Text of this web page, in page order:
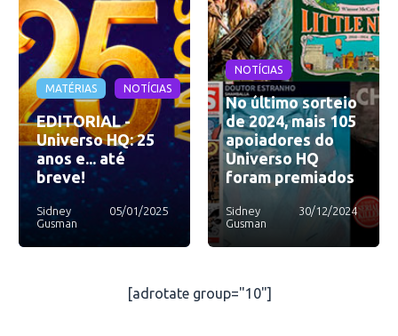
MATÉRIAS NOTÍCIAS
EDITORIAL -
Universo HQ: 25
anos e... até
breve!
Sidney
Gusman
05/01/2025
NOTÍCIAS
No último sorteio
de 2024, mais 105
apoiadores do
Universo HQ
foram premiados
Sidney
Gusman
30/12/2024
[adrotate group="10"]